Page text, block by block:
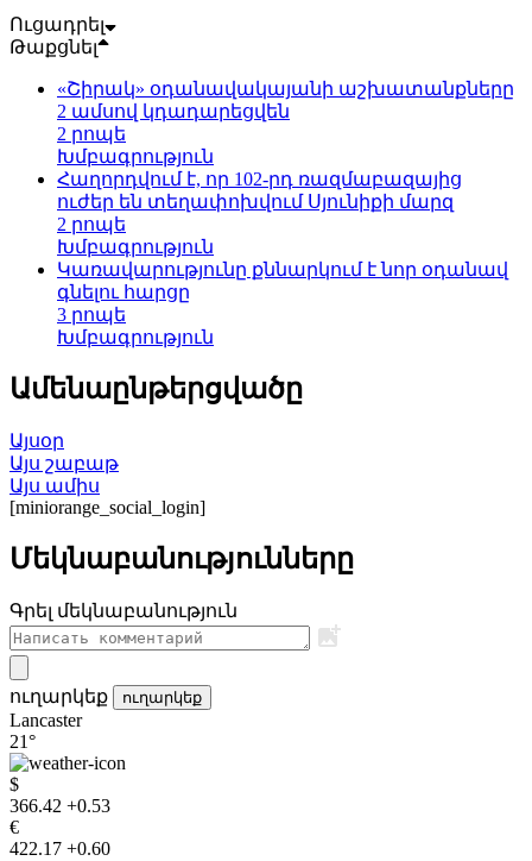
Ուցադրել
Թաքցնել
«Շիրակ» օդանավակայանի աշխատանքները
2 ամսով կդադարեցվեն
2 րոպե
Խմբագրություն
Հաղորդվում է, որ 102-րդ ռազմաբազայից
ուժեր են տեղափոխվում Սյունիքի մարզ
2 րոպե
Խմբագրություն
Կառավարությունը քննարկում է նոր օդանավ
գնելու հարցը
3 րոպե
Խմբագրություն
Ամենաընթերցվածը
Այսօր
Այս շաբաթ
Այս ամիս
[miniorange_social_login]
Մեկնաբանությունները
Գրել մեկնաբանություն
ուղարկեք ուղարկեք
Lancaster
21°
$
366.42 +0.53
€
422.17 +0.60